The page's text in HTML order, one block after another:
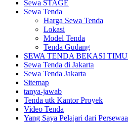
Sewa STAGE
Sewa Tenda
Harga Sewa Tenda
Lokasi
Model Tenda
Tenda Gudang
SEWA TENDA BEKASI
Sewa Tenda di Jakarta
Sewa Tenda Jakarta
Sitemap
tanya-jawab
Tenda utk Kantor Proyek
Video Tenda
Yang Saya Pelajari dari